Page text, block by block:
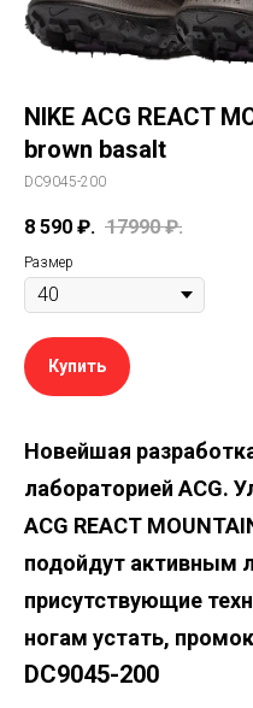
NIKE ACG REACT
brown basalt
DC9045-200
8 590 ₽. 17990 ₽.
Размер
Купить
Новейшая
лабораторией ACG.
ACG REACT
подойдут активным
присутствующие
ногам устать,
DC9045-200